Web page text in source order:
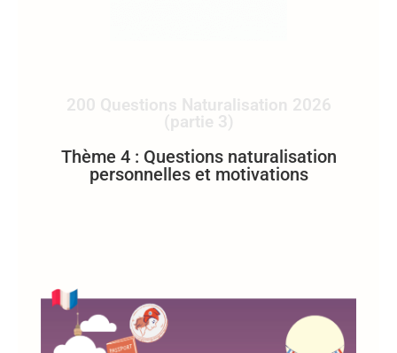
200 Questions Naturalisation 2026
(partie 3)
Thème 4 : Questions naturalisation
personnelles et motivations